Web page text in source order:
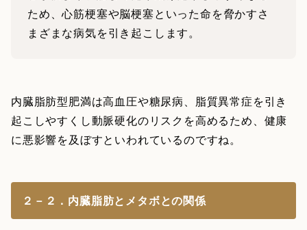
ため、心筋梗塞や脳梗塞といった命を脅かすさ
まざまな病気を引き起こします。
内臓脂肪型肥満は高血圧や糖尿病、脂質異常症を引き
起こしやすくし動脈硬化のリスクを高めるため、健康
に悪影響を及ぼすといわれているのですね。
２－２．内臓脂肪とメタボとの関係